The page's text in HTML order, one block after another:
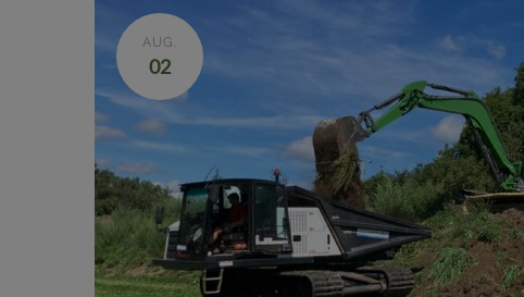
AUG.
02